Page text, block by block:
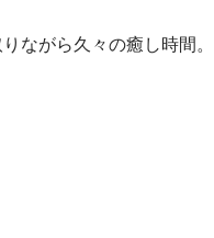
ながら久々の癒し時間。